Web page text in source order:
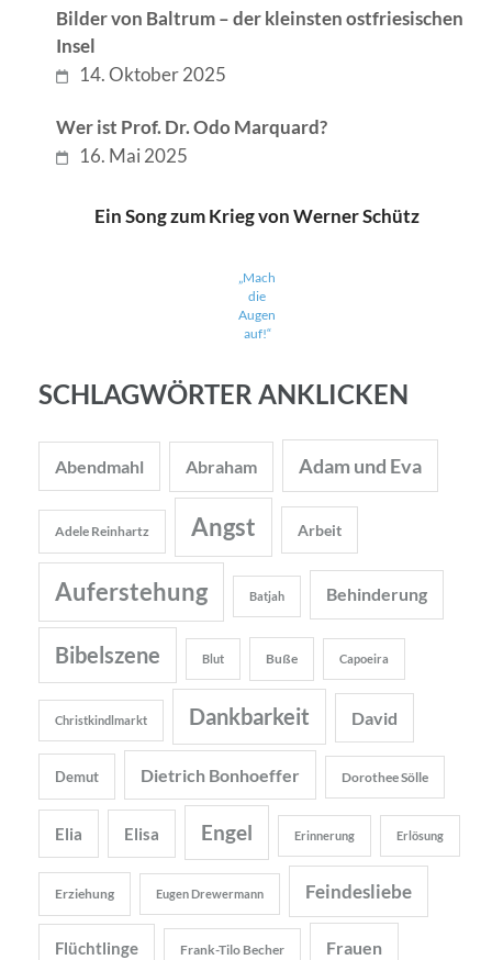
Bilder von Baltrum – der kleinsten ostfriesischen
Insel
14. Oktober 2025
Wer ist Prof. Dr. Odo Marquard?
16. Mai 2025
Ein Song zum Krieg von Werner Schütz
„Mach
die
Augen
auf!“
SCHLAGWÖRTER ANKLICKEN
Abendmahl Abraham Adam und Eva
Adele Reinhartz Angst Arbeit
Auferstehung Batjah Behinderung
Bibelszene Blut Buße Capoeira
Christkindlmarkt Dankbarkeit David
Demut Dietrich Bonhoeffer Dorothee Sölle
Elia Elisa Engel Erinnerung Erlösung
Erziehung Eugen Drewermann Feindesliebe
Flüchtlinge Frank-Tilo Becher Frauen